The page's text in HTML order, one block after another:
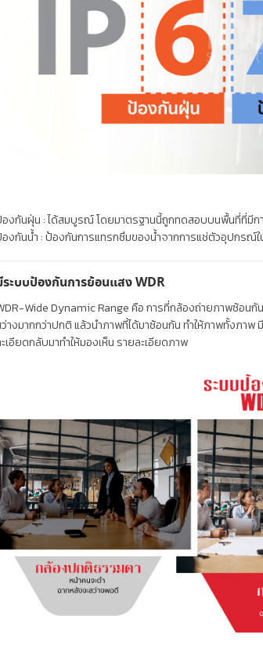
งกันฝุ่น : ได้สมบูรณ์ โดยมาตรฐานนี้ถูกทดสอบบนพื้นที่ที่มีกา
งกันน้ำ : ป้องกันการแทรกซึมของน้ำจากการแช่ตัวอุปกรณ์ใ
ะบบป้องกันการย้อนแสง WDR
Wide Dynamic Rangeคือ การที่กล้องถ่ายภาพซ้อนกัน
างมากกว่าปกติ แล้วนำภาพที่ได้มาซ้อนกัน ทำให้ภาพทั้งภา
เอียดกลับมาทำให้มองเห็น รายละเอียดภาพ